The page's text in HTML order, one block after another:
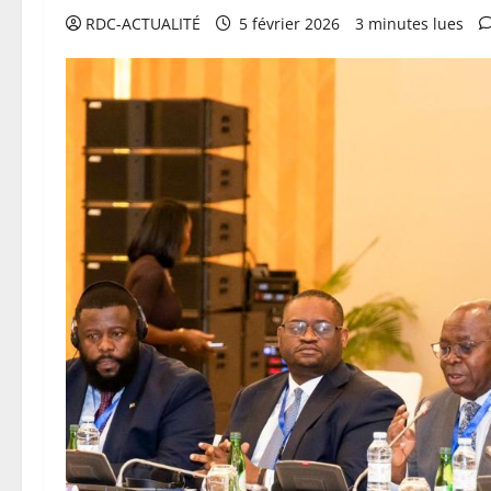
RDC-ACTUALITÉ 5 février 2026 3 minutes lues